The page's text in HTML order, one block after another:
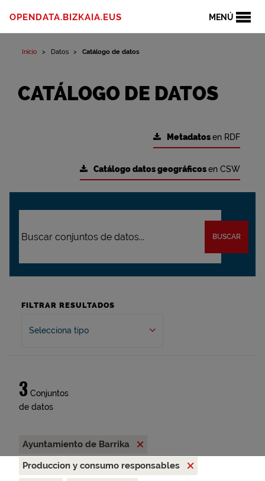
MENÚ
OPENDATA.BIZKAIA.EUS
Inicio Datos Catálogo de datos
CATÁLOGO DE DATOS
Metadatosen RDF
Catálogo datos geográficosen CSW
BUSCAR
FILTRAR RESULTADOS
Selecciona tipo
3 Conjuntos
de datos
Ayuntamiento de Barrika
Produccion y consumo responsables